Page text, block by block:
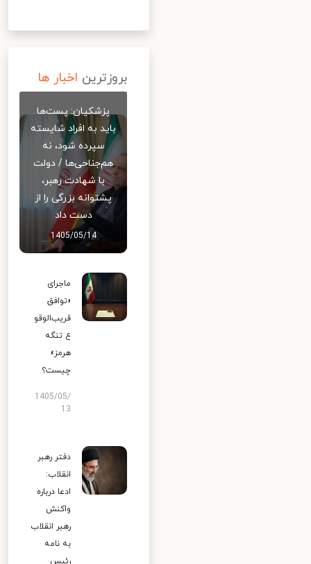
بروزترین اخبار ها
پزشکیان: پست‌ها
باید به افراد شایسته
سپرده شود، نه
هم‌جناحی‌ها / دولت
با شهادت رهبر،
پشتوانه بزرگی را از
دست داد
1405/05/14
ماجرای
«توافق
قریب‌الوقو
ع تنگه
هرمز»
چیست؟
1405/05/
13
دفتر رهبر
انقلاب:
ادعا درباره
واکنش
رهبر انقلاب
به نامه
رئیس